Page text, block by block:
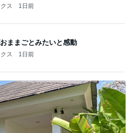
ス 1日前
ままごとみたいと感動
ス 1日前